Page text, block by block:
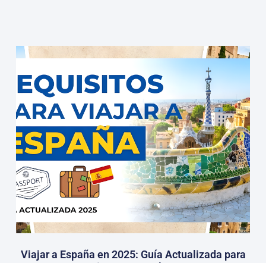
Viajar a España en 2025: Guía Actualizada para